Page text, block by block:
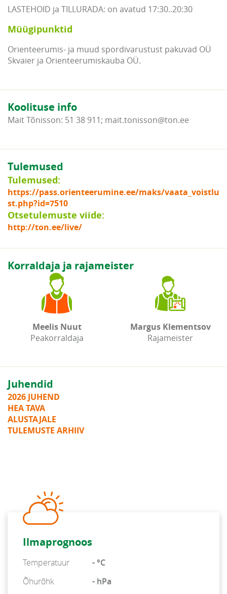
LASTEHOID ja TILLURADA: on avatud 17:30..20:30
Müügipunktid
Orienteerumis- ja muud spordivarustust pakuvad OÜ
Skvaier ja Orienteerumiskauba OÜ.
Koolituse info
Mait Tõnisson: 51 38 911; mait.tonisson@ton.ee
Tulemused
Tulemused:
https://pass.orienteerumine.ee/maks/vaata_voistlu
st.php?id=7510
Otsetulemuste viide:
http://ton.ee/live/
Korraldaja ja rajameister
Meelis Nuut
Peakorraldaja
Margus Klementsov
Rajameister
Juhendid
2026 JUHEND
HEA TAVA
ALUSTAJALE
TULEMUSTE ARHIIV
Ilmaprognoos
Temperatuur
- °C
Õhurõhk
- hPa